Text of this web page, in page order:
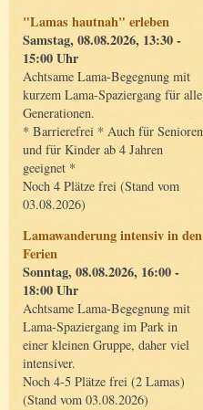
"Lamas hautnah" erleben
Samstag, 08.08.2026, 13:30 -
15:00 Uhr
Achtsame Lama-Begegnung mit
kurzem Lama-Spaziergang für alle
Generationen.
* Barrierefrei * Auch für Senioren
und für Kinder ab 4 Jahren
geeignet *
Noch 4 Plätze frei (Stand vom
03.08.2026)
Lamawanderung intensiv in den
Ferien
Sonntag, 08.08.2026, 16:00 -
18:00 Uhr
Achtsame Lama-Begegnung mit
Lama-Spaziergang im Park in
einer kleinen Gruppe, daher viel
intensiver.
Noch 4-5 Plätze frei (2 Lamas)
(Stand vom 03.08.2026)